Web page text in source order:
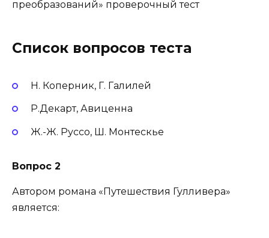
преобразований» проверочный тест
Список вопросов теста
Н. Коперник, Г. Галилей
Р.Декарт, Авиценна
Ж.-Ж. Руссо, Ш. Монтескье
Вопрос 2
Автором романа «Путешествия Гулливера»
является: